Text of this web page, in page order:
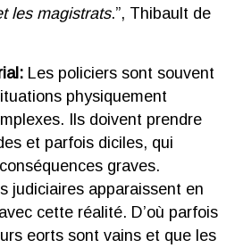
les magistrats.”, Thibault de
Les policiers sont souvent
physiquement
Ils doivent prendre
et parfois diciles, qui
graves.
judiciaires apparaissent en
cette réalité. D’où parfois
eorts sont vains et que les